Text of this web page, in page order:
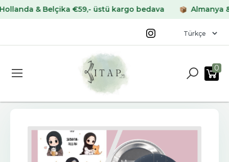
& Belçika €59,- üstü kargo bedava Almanya &
0